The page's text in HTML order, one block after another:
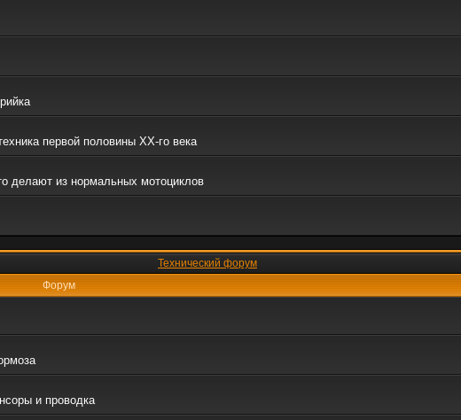
первой половины ХХ-го века
делают из нормальных мотоциклов
Технический форум
Форум
и проводка